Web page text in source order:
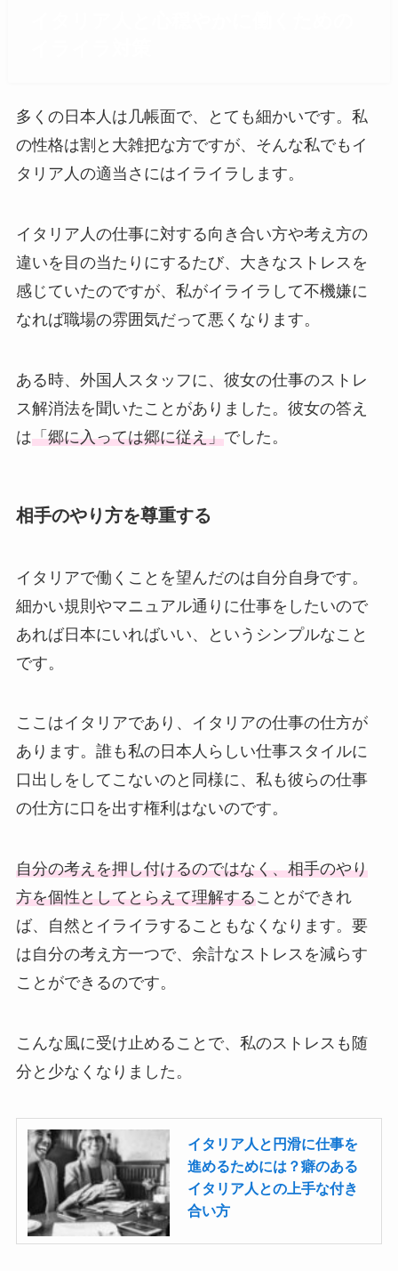
多くの日本人は几帳面で、とても細かいです。私
の性格は割と大雑把な方ですが、そんな私でもイ
タリア人の適当さにはイライラします。
イタリア人の仕事に対する向き合い方や考え方の
違いを目の当たりにするたび、大きなストレスを
感じていたのですが、私がイライラして不機嫌に
なれば職場の雰囲気だって悪くなります。
ある時、外国人スタッフに、彼女の仕事のストレ
ス解消法を聞いたことがありました。彼女の答え
は「郷に入っては郷に従え」でした。
相手のやり方を尊重する
イタリアで働くことを望んだのは自分自身です。
細かい規則やマニュアル通りに仕事をしたいので
あれば日本にいればいい、というシンプルなこと
です。
ここはイタリアであり、イタリアの仕事の仕方が
あります。誰も私の日本人らしい仕事スタイルに
口出しをしてこないのと同様に、私も彼らの仕事
の仕方に口を出す権利はないのです。
自分の考えを押し付けるのではなく、相手のやり
方を個性としてとらえて理解することができれ
ば、自然とイライラすることもなくなります。要
は自分の考え方一つで、余計なストレスを減らす
ことができるのです。
こんな風に受け止めることで、私のストレスも随
分と少なくなりました。
イタリア人と円滑に仕事を
進めるためには？癖のある
イタリア人との上手な付き
合い方